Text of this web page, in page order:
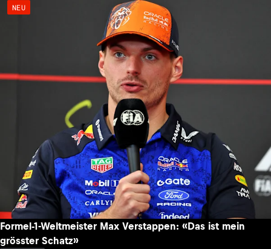
NEU
Formel-1-Weltmeister Max Verstappen: «Das ist mein
grösster Schatz»